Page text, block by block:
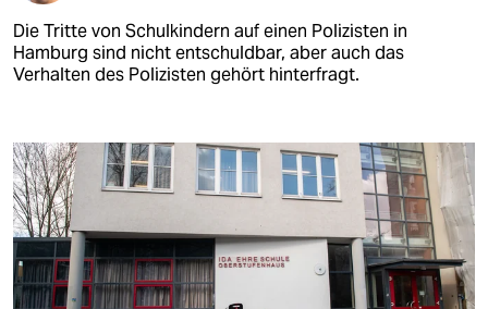
Die Tritte von Schulkindern auf einen Polizisten in
Hamburg sind nicht entschuldbar, aber auch das
Verhalten des Polizisten gehört hinterfragt.